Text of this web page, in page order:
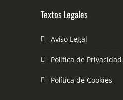
Textos Legales
Aviso Legal
Política de Privacidad
Política de Cookies